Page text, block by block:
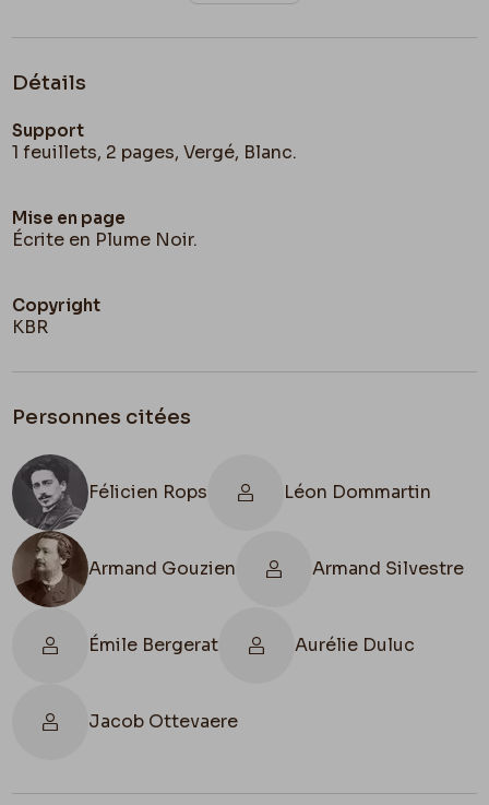
sauvée.
Détails
Support
1 feuillets, 2 pages, Vergé, Blanc.
Mise en page
Écrite en Plume Noir.
Copyright
KBR
Personnes citées
Félicien Rops Léon Dommartin
Armand Gouzien Armand Silvestre
Émile Bergerat Aurélie Duluc
Jacob Ottevaere